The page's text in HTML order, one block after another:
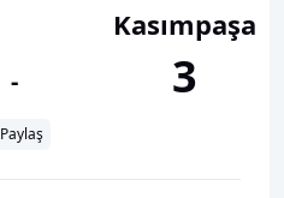
-
Paylaş
Kasımpaşa
3